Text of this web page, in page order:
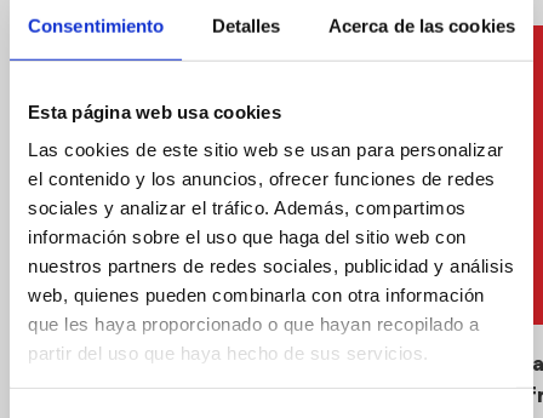
Consentimiento Detalles Acerca de las cookies
Esta página web usa cookies
Las cookies de este sitio web se usan para personalizar
el contenido y los anuncios, ofrecer funciones de redes
sociales y analizar el tráfico. Además, compartimos
información sobre el uso que haga del sitio web con
nuestros partners de redes sociales, publicidad y análisis
web, quienes pueden combinarla con otra información
que les haya proporcionado o que hayan recopilado a
partir del uso que haya hecho de sus servicios.
Strandpromenade